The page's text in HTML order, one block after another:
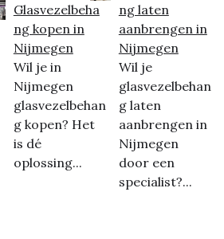
Glasvezelbeha
ng kopen in
Nijmegen
Wil je in
Nijmegen
glasvezelbehan
g kopen? Het
is dé
oplossing...
ng laten
aanbrengen in
Nijmegen
Wil je
glasvezelbehan
g laten
aanbrengen in
Nijmegen
door een
specialist?...